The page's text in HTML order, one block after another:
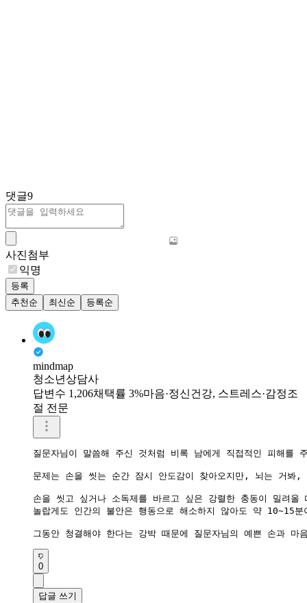
댓글9
사진첨부
익명
등록
추천순
최신순 등록순
mindmap
청소년상담사
답변수 1,206채택률 3%마음·정신건강, 스트레스·감정조
절 전문
질문자님이 말씀해 주신 것처럼 비록 남에게 직접적인 피해
문제는 손을 씻는 순간 잠시 안도감이 찾아오지만, 뇌는 거봐
손을 씻고 싶거나 소독제를 바르고 싶은 강렬한 충동이 밀려
놀랍게도 인간의 불안은 행동으로 해소하지 않아도 약 10~15
그동안 청결해야 한다는 강박 때문에 질문자님의 예쁜 손과
0
답글 쓰기